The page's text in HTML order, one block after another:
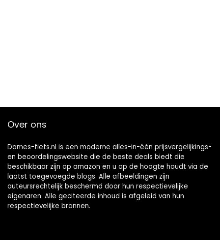
Over ons
Dames-fiets.nl is een moderne alles-in-één prijsvergelijkings-
en beoordelingswebsite die de beste deals biedt die
beschikbaar zijn op amazon en u op de hoogte houdt via de
laatst toegevoegde blogs. Alle afbeeldingen zijn
auteursrechtelijk beschermd door hun respectievelijke
eigenaren. Alle geciteerde inhoud is afgeleid van hun
respectievelijke bronnen.